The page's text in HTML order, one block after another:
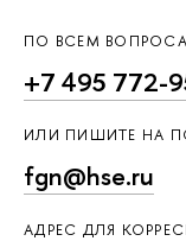
ПО ВСЕМ
+7 495 772-
ИЛИ ПИШИТЕ НА
fgn@hse.ru
АДРЕС ДЛЯ